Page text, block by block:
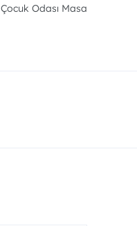
Çocuk Odası Masa